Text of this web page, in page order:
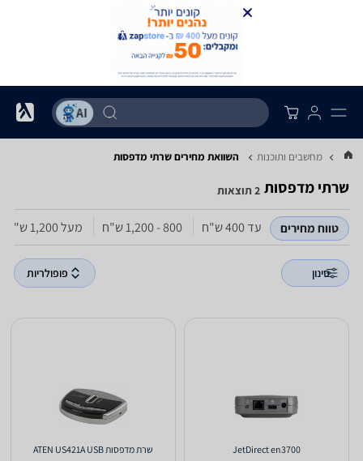
מחשבים ותוכנות השוואת מחירים שרתי מדפסות
שרתי מדפסות 2 תוצאות
טווח מחירים עד 400‏ ש"ח 800 - 1,200‏ ש"ח מעל 1,200‏ ש"ח
סינון פופולריות
JetDirect en3700 שרת מדפסות ATEN US421A USB